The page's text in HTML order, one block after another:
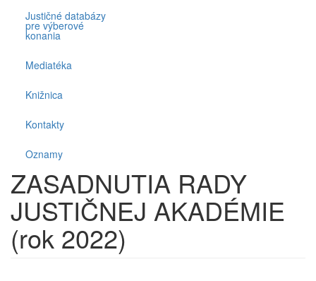
Justičné databázy
pre výberové
konania
Mediatéka
Knižnica
Kontakty
Oznamy
ZASADNUTIA RADY
JUSTIČNEJ AKADÉMIE
(rok 2022)